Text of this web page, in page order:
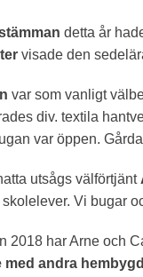
detta år
visade den
var som vanligt
div. textila
var öppen.
utsågs välförtjänt
Vi bugar
2018 har Arne och
med andra